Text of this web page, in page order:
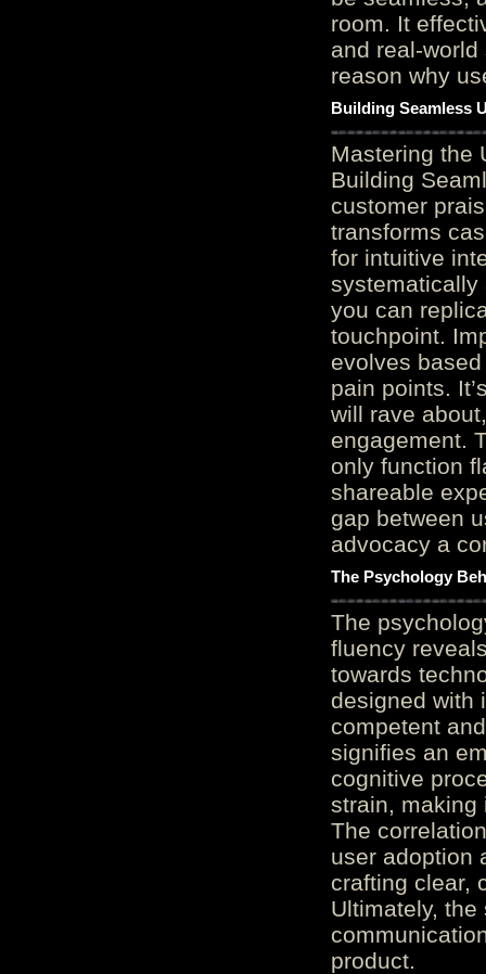
room. It
and real-
reason why
Building Seamless
Mastering the
Building
customer
transforms
for intuitive
systematically
you can
touchpoint.
evolves
pain points.
will rave
engagement.
only function
shareable
gap between
advocacy a
The Psychology
The
fluency
towards
designed with
competent
signifies an
cognitive
strain, making
The
user adoption
crafting clear,
Ultimately,
product.